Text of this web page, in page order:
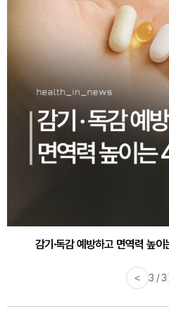
감기·독감 예방하고 면역력 높
< 3 / 3